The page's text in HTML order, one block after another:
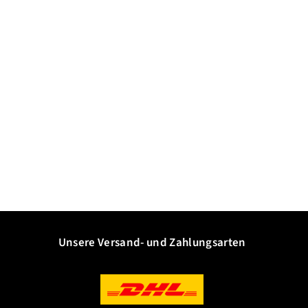
Unsere Versand- und Zahlungsarten